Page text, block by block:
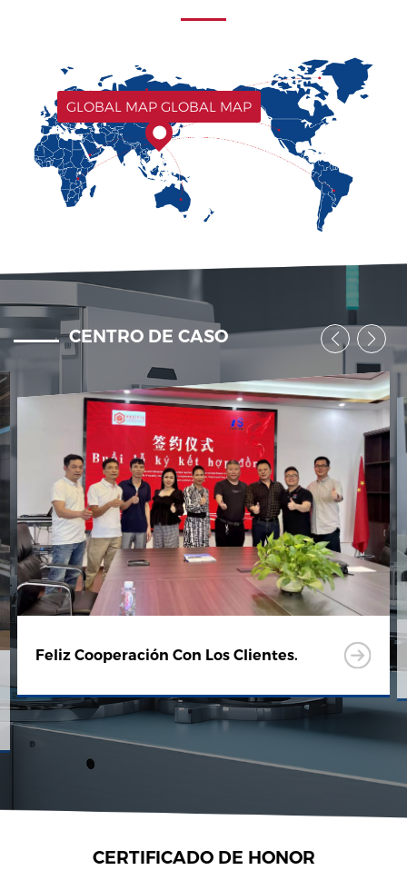
GLOBAL MAP GLOBAL MAP
CENTRO DE CASO
Feliz Cooperación Con Los Clientes.
CERTIFICADO DE HONOR